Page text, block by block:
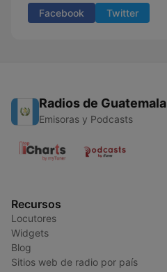
Facebook Twitter
Radios de Guatemala
Emisoras y Podcasts
Recursos
Locutores
Widgets
Blog
Sitios web de radio por país